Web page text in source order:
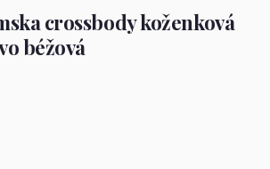
crossbody koženková
béžová